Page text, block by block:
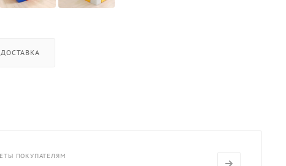
ДОСТАВКА
ПОКУПАТЕЛЯМ